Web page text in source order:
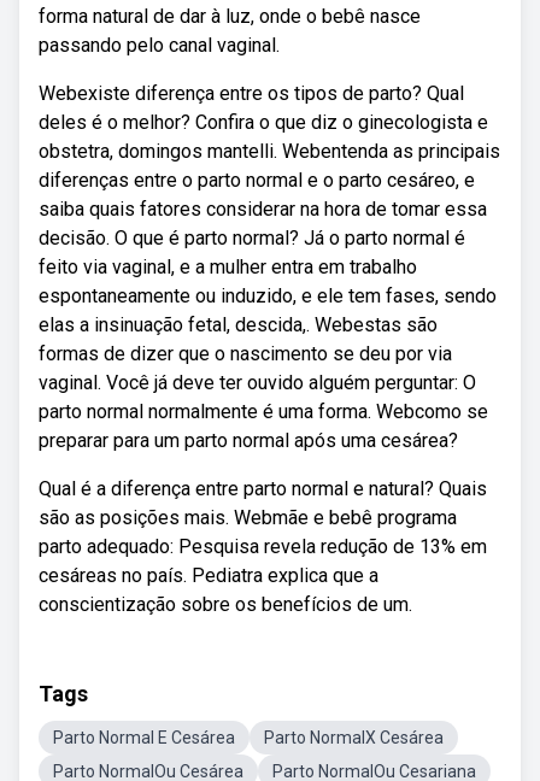
forma natural de dar à luz, onde o bebê nasce
passando pelo canal vaginal.
Webexiste diferença entre os tipos de parto? Qual
deles é o melhor? Confira o que diz o ginecologista e
obstetra, domingos mantelli. Webentenda as principais
diferenças entre o parto normal e o parto cesáreo, e
saiba quais fatores considerar na hora de tomar essa
decisão. O que é parto normal? Já o parto normal é
feito via vaginal, e a mulher entra em trabalho
espontaneamente ou induzido, e ele tem fases, sendo
elas a insinuação fetal, descida,. Webestas são
formas de dizer que o nascimento se deu por via
vaginal. Você já deve ter ouvido alguém perguntar: O
parto normal normalmente é uma forma. Webcomo se
preparar para um parto normal após uma cesárea?
Qual é a diferença entre parto normal e natural? Quais
são as posições mais. Webmãe e bebê programa
parto adequado: Pesquisa revela redução de 13% em
cesáreas no país. Pediatra explica que a
conscientização sobre os benefícios de um.
Tags
Parto Normal E Cesárea
Parto NormalX Cesárea
Parto NormalOu Cesárea
Parto NormalOu Cesariana